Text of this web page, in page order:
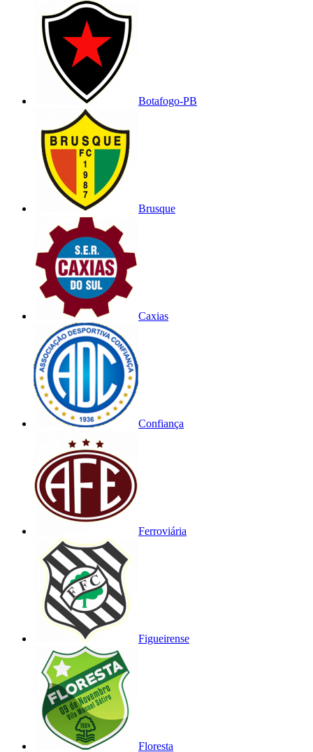
Botafogo-PB
Brusque
Caxias
Confiança
Ferroviária
Figueirense
Floresta